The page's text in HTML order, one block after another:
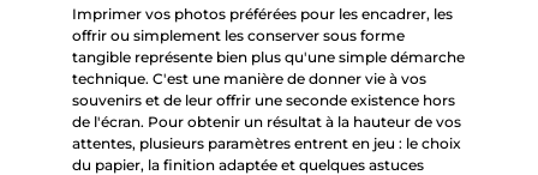
Imprimer vos photos préférées pour les encadrer, les
offrir ou simplement les conserver sous forme
tangible représente bien plus qu'une simple démarche
technique. C'est une manière de donner vie à vos
souvenirs et de leur offrir une seconde existence hors
de l'écran. Pour obtenir un résultat à la hauteur de vos
attentes, plusieurs paramètres entrent en jeu : le choix
du papier, la finition adaptée et quelques astuces